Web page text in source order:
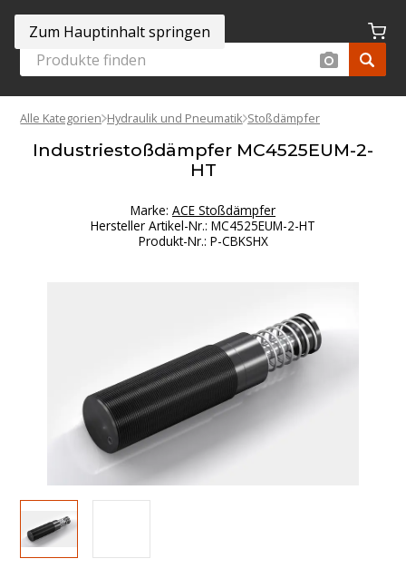
Zum Hauptinhalt springen
Alle Kategorien Hydraulik und Pneumatik Stoßdämpfer
Industriestoßdämpfer MC4525EUM-2-
HT
Marke: ACE Stoßdämpfer
Hersteller Artikel-Nr.: MC4525EUM-2-HT
Produkt-Nr.: P-CBKSHX